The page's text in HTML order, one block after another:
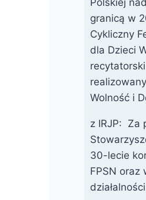
granicą w
Cykliczny
dla Dzieci
Wolność i
z IRJP: Za
30-lecie
FPSN oraz